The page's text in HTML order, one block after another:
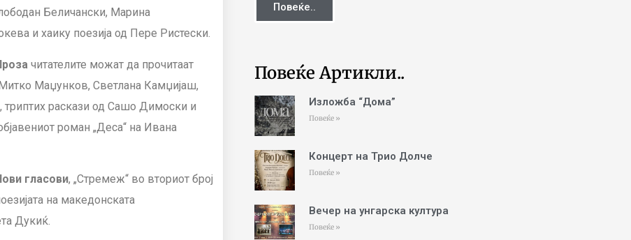
Беличански, Марина
и хаику поезија од Пере Ристески.
читателите можат да прочитаат
Маџунков, Светлана Камџијаш,
триптих раскази од Сашо Димоски и
роман „Деса“ на Ивана
гласови, „Стремеж“ во вториот број
на македонската
Дукиќ.
Повеќе..
Повеќе Артикли..
Изложба “Дома”
Повеќе »
Концерт на Трио Долче
Повеќе »
Вечер на унгарска култура
Повеќе »